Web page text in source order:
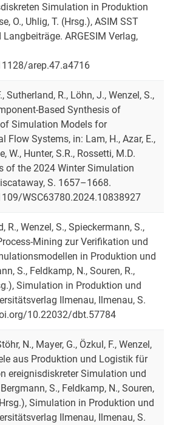
Simulation in Produktion
O., Uhlig, T. (Hrsg.), ASIM SST
ARGESIM Verlag,
arep.47.a4716
Sutherland, R., Löhn, J., Wenzel, S.,
Based Synthesis of
Simulation Models for
Flow Systems, in: Lam, H., Azar, E.,
W., Hunter, S.R., Rossetti, M.D.
of the 2024 Winter Simulation
S. 1657–1668.
WSC63780.2024.10838927
R., Wenzel, S., Spieckermann, S.,
Mining zur Verifikation und
in Produktion und
S., Feldkamp, N., Souren, R.,
Simulation in Produktion und
Ilmenau, Ilmenau, S.
10.22032/dbt.57784
N., Mayer, G., Özkul, F., Wenzel,
aus Produktion und Logistik für
ereignisdiskreter Simulation und
S., Feldkamp, N., Souren,
Simulation in Produktion und
Ilmenau, Ilmenau, S.